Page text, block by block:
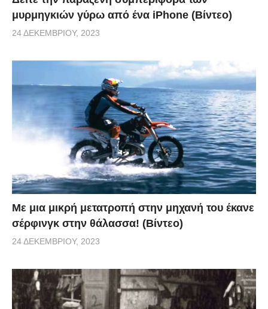
μυρμηγκιών γύρω από ένα iPhone (Βίντεο)
24 ΔΕΚΕΜΒΡΊΟΥ, 2023
Με μια μικρή μετατροπή στην μηχανή του έκανε
σέρφινγκ στην θάλασσα! (Βίντεο)
24 ΔΕΚΕΜΒΡΊΟΥ, 2023